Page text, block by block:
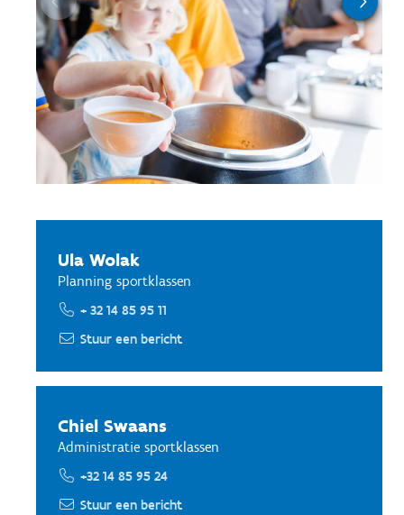
Ula Wolak
Planning sportklassen
+ 32 14 85 95 11
Stuur een bericht
Chiel Swaans
Administratie sportklassen
+32 14 85 95 24
Stuur een bericht